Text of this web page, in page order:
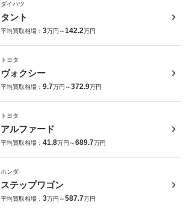
ダイハツ
タント
平均買取相場： 3万円～142.2万円
トヨタ
ヴォクシー
平均買取相場： 9.7万円～372.9万円
トヨタ
アルファード
平均買取相場： 41.8万円～689.7万円
ホンダ
ステップワゴン
平均買取相場： 3万円～587.7万円